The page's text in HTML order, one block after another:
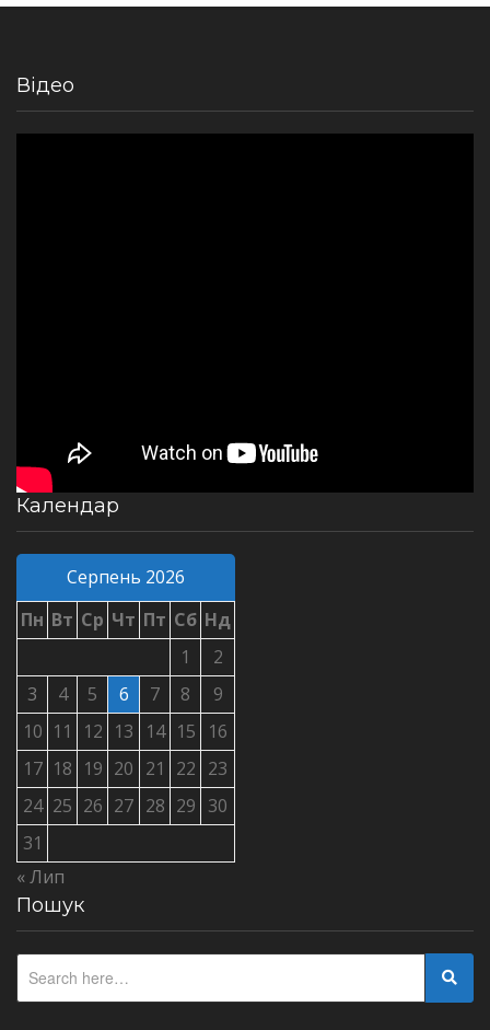
Відео
Календар
Серпень 2026
Пн Вт Ср Чт Пт Сб Нд
1
2
3
4 5 6 7 8
9
10 11 12 13 14 15
16
17 18 19 20 21 22 23
24 25 26 27 28 29 30
31
« Лип
Пошук